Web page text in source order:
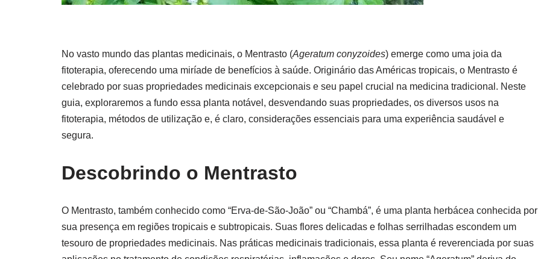
No vasto mundo das plantas medicinais, o Mentrasto (Ageratum conyzoides) emerge como uma joia da
fitoterapia, oferecendo uma miríade de benefícios à saúde. Originário das Américas tropicais, o Mentrasto é
celebrado por suas propriedades medicinais excepcionais e seu papel crucial na medicina tradicional. Neste
guia, exploraremos a fundo essa planta notável, desvendando suas propriedades, os diversos usos na
fitoterapia, métodos de utilização e, é claro, considerações essenciais para uma experiência saudável e
segura.
Descobrindo o Mentrasto
O Mentrasto, também conhecido como “Erva-de-São-João” ou “Chambá”, é uma planta herbácea conhecida por
sua presença em regiões tropicais e subtropicais. Suas flores delicadas e folhas serrilhadas escondem um
tesouro de propriedades medicinais. Nas práticas medicinais tradicionais, essa planta é reverenciada por suas